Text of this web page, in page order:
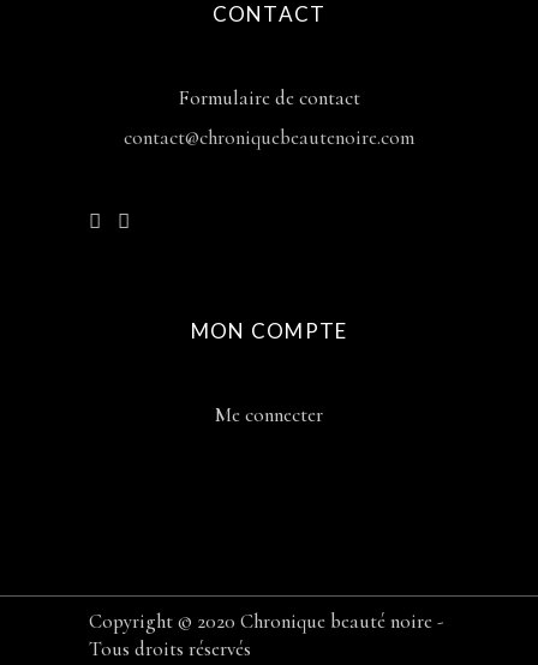
CONTACT
Formulaire de contact
contact@chroniquebeautenoire.com
MON COMPTE
Me connecter
Copyright © 2020 Chronique beauté noire -
Tous droits réservés